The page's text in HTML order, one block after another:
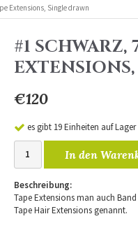
Extensions, Single drawn
#1 SCHWARZ,
€120
es gibt 19 Einheiten auf Lager
In den
Beschreibung:
Tape Extensions man auch
Tape Hair Extensions genannt.